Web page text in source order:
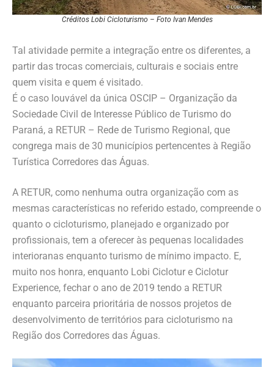
Créditos Lobi Cicloturismo – Foto Ivan Mendes
Tal atividade permite a integração entre os diferentes, a
partir das trocas comerciais, culturais e sociais entre
quem visita e quem é visitado.
É o caso louvável da única OSCIP – Organização da
Sociedade Civil de Interesse Público de Turismo do
Paraná, a RETUR – Rede de Turismo Regional, que
congrega mais de 30 municípios pertencentes à Região
Turística Corredores das Águas.
A RETUR, como nenhuma outra organização com as
mesmas características no referido estado, compreende o
quanto o cicloturismo, planejado e organizado por
profissionais, tem a oferecer às pequenas localidades
interioranas enquanto turismo de mínimo impacto. E,
muito nos honra, enquanto Lobi Ciclotur e Ciclotur
Experience, fechar o ano de 2019 tendo a RETUR
enquanto parceira prioritária de nossos projetos de
desenvolvimento de territórios para cicloturismo na
Região dos Corredores das Águas.